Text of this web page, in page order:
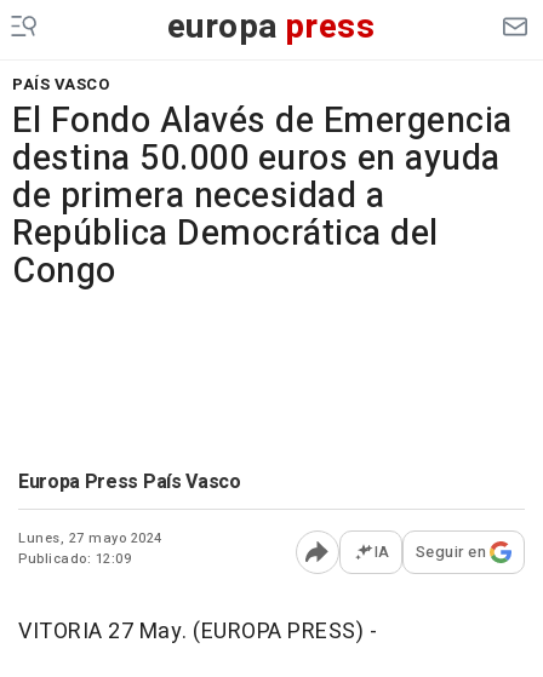
europa press
PAÍS VASCO
El Fondo Alavés de Emergencia
destina 50.000 euros en ayuda
de primera necesidad a
República Democrática del
Congo
Europa Press País Vasco
Lunes, 27 mayo 2024
Publicado: 12:09
Abrir opciones para
IA Seguir en
VITORIA 27 May. (EUROPA PRESS) -